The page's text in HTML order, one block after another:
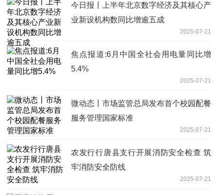
今日报丨上半年北京数字经济及其核心产
业新设机构数同比增逾五成
2025-07-21
焦点报道:6月中国全社会用电量同比增
5.4%
2025-07-21
微动态丨市场监管总局发布首个校园配餐
服务管理国家标准
2025-07-21
农发行行唐县支行开展消防安全检查 筑
牢消防安全防线
2025-07-21